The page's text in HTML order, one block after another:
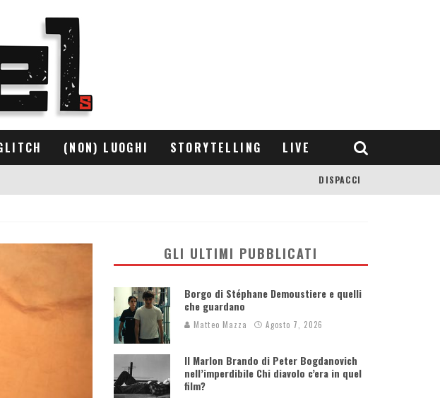
(NON) LUOGHI STORYTELLING LIVE
DISPACCI
GLI ULTIMI PUBBLICATI
Borgo di Stéphane Demoustiere e quelli
che guardano
Matteo Mazza Agosto 7, 2026
Il Marlon Brando di Peter Bogdanovich
nell’imperdibile Chi diavolo c’era in quel
film?